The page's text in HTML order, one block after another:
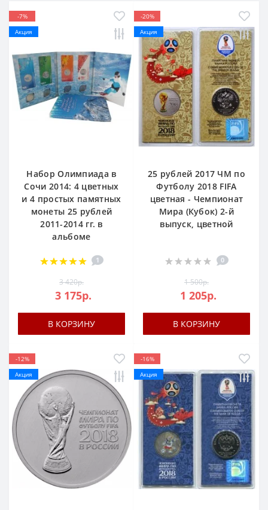
-7%
Акция
Набор Олимпиада в
Сочи 2014: 4 цветных
и 4 простых памятных
монеты 25 рублей
2011-2014 гг. в
альбоме
1
3 420р.
3 175р.
В КОРЗИНУ
-20%
Акция
25 рублей 2017 ЧМ по
Футболу 2018 FIFA
цветная - Чемпионат
Мира (Кубок) 2-й
выпуск, цветной
0
1 500р.
1 205р.
В КОРЗИНУ
-12%
Акция
-16%
Акция